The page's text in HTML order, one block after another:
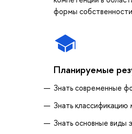
формы
Планируемые
Знать современные
Знать
Знать основные виды